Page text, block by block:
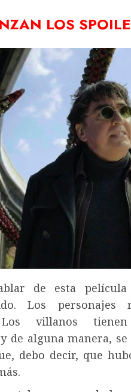
LOS
de esta
Los personajes
Los villanos
de alguna manera,
debo decir, que